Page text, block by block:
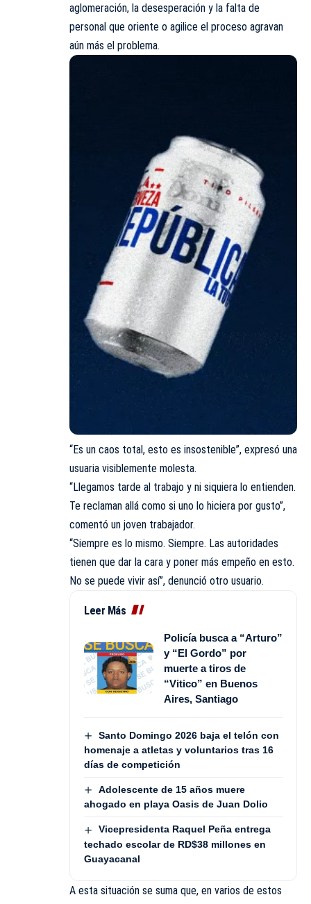
aglomeración, la desesperación y la falta de
personal que oriente o agilice el proceso agravan
aún más el problema.
“Es un caos total, esto es insostenible”, expresó una
usuaria visiblemente molesta.
“Llegamos tarde al trabajo y ni siquiera lo entienden.
Te reclaman allá como si uno lo hiciera por gusto”,
comentó un joven trabajador.
“Siempre es lo mismo. Siempre. Las autoridades
tienen que dar la cara y poner más empeño en esto.
No se puede vivir así”, denunció otro usuario.
Leer Más
Policía busca a “Arturo”
y “El Gordo” por
muerte a tiros de
“Vitico” en Buenos
Aires, Santiago
Santo Domingo 2026 baja el telón con
homenaje a atletas y voluntarios tras 16
días de competición
Adolescente de 15 años muere
ahogado en playa Oasis de Juan Dolio
Vicepresidenta Raquel Peña entrega
techado escolar de RD$38 millones en
Guayacanal
A esta situación se suma que, en varios de estos